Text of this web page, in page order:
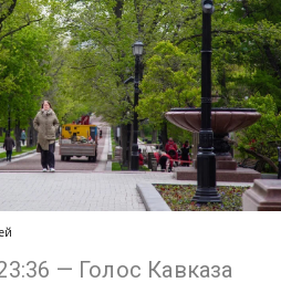
— Голос Кавказа